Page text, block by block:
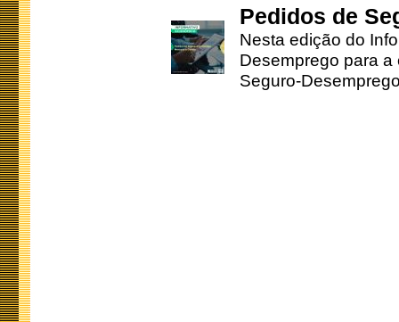
Pedidos de
Nesta edição do
Desemprego para
Seguro-